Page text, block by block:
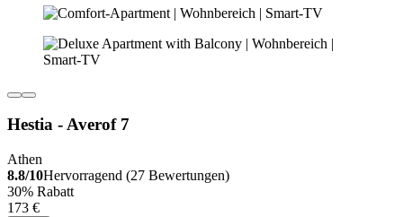
Hestia - Averof 7
Athen
8.8/10Hervorragend (27 Bewertungen)
30% Rabatt
173 €